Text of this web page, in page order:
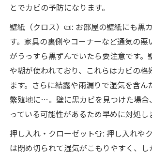
とでカビの予防になります。
壁紙（クロス）📜: お部屋の壁紙にも黒
す。家具の裏側やコーナーなど通気の悪
がうっすら黒ずんでいたら要注意です。
や糊が使われており、これらはカビの格
ます。さらに結露や雨漏りで湿気を含ん
繁殖地に…。壁に黒カビを見つけた場合
っている可能性があるため早めに対処し
押し入れ・クローゼット👕: 押し入れや
は閉め切られて湿気がこもりやすく、し